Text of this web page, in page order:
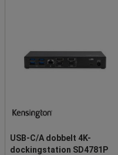
USB-C/A dobbelt 4K-
dockingstation SD4781P